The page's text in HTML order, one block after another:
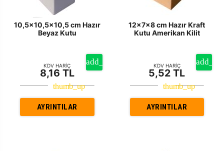
10,5x10,5x10,5 cm Hazır
Beyaz Kutu
KDV HARİÇ
8,16 TL
AYRINTILAR
12x7x8 cm Hazır Kraft
Kutu Amerikan Kilit
KDV HARİÇ
5,52 TL
AYRINTILAR